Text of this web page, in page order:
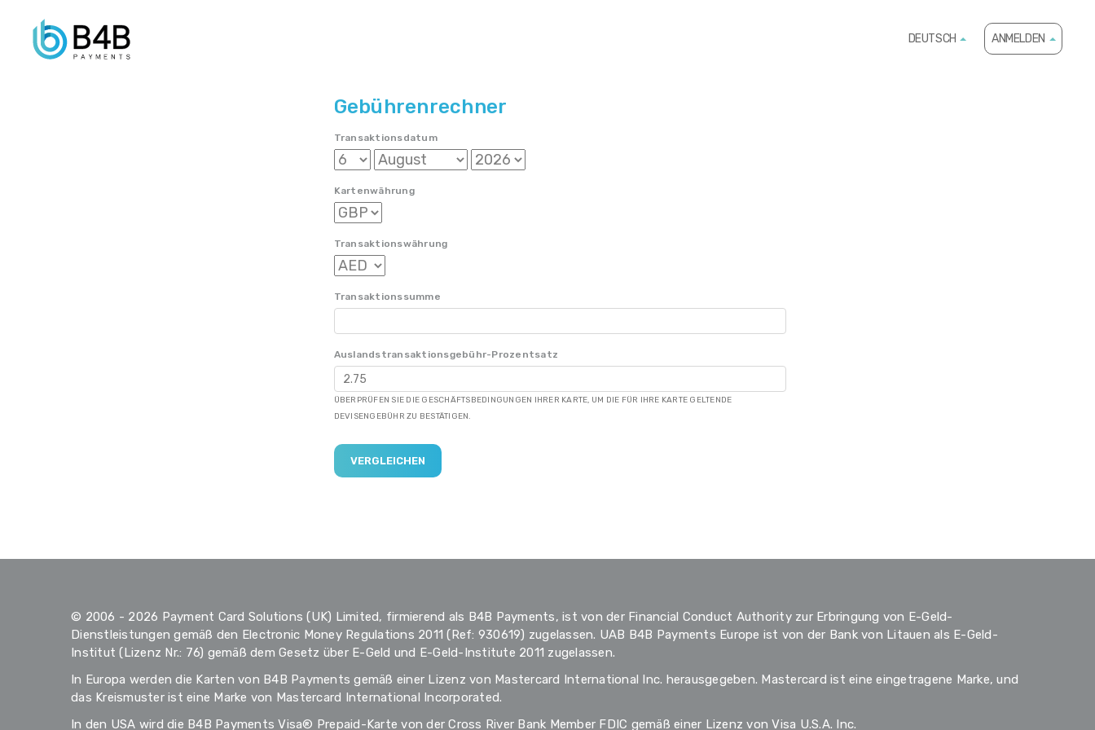
DEUTSCH ANMELDEN
Gebührenrechner
Transaktionsdatum
Kartenwährung
Transaktionswährung
Transaktionssumme
Auslandstransaktionsgebühr-Prozentsatz
ÜBERPRÜFEN SIE DIE GESCHÄFTSBEDINGUNGEN IHRER KARTE, UM DIE FÜR IHRE KARTE GELTENDE
DEVISENGEBÜHR ZU BESTÄTIGEN.
© 2006 - 2026 Payment Card Solutions (UK) Limited, firmierend als B4B Payments, ist von der Financial Conduct Authority zur Erbringung von E-Geld-
Dienstleistungen gemäß den Electronic Money Regulations 2011 (Ref: 930619) zugelassen. UAB B4B Payments Europe ist von der Bank von Litauen als E-Geld-
Institut (Lizenz Nr.: 76) gemäß dem Gesetz über E-Geld und E-Geld-Institute 2011 zugelassen.
In Europa werden die Karten von B4B Payments gemäß einer Lizenz von Mastercard International Inc. herausgegeben. Mastercard ist eine eingetragene Marke, und
das Kreismuster ist eine Marke von Mastercard International Incorporated.
In den USA wird die B4B Payments Visa® Prepaid-Karte von der Cross River Bank Member FDIC gemäß einer Lizenz von Visa U.S.A. Inc.